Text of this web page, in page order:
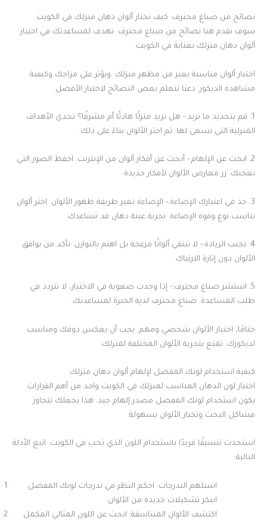
نصائح من صباغ محترف: كيف تختار ألوان دهان منزلك في الكويت
سوف نقدم هنا نصائح من صباغ محترف. تهدف لمساعدتك في اختيار
ألوان دهان منزلك بعناية في الكويت.
اختيار ألوان مناسبة يغير من مظهر منزلك. ويؤثر على مزاجك وكيفية
مشاهدة الديكور. دعنا نتعلم بعض النصائح لاختيار الأفضل.
1. قم بتحديد ما تريد:- هل تريد منزلًا هادئًا أم مشرقًا؟ تحدي الأهداف
المنزلية التي تسعى لها. ثم اختر الألوان بناءً على ذلك.
2. ابحث عن الإلهام:- أبحث عن أفكار ألوان من الإنترنت. احفظ الصور التي
تعجبك. زر معارض الألوان لأفكار جديدة.
3. خذ في اعتبارك الإضاءة:- الإضاءة تغير طريقة ظهور الألوان. اختر ألوان
تناسب نوع وقوة الإضاءة. تجربة عينة دهان قد تساعدك.
4. تجنب الزيادة:- لا تنتقي ألوانًا مزعجة بل اهتم بالتوازن. تأكد من توافق
الألوان دون إثارة الارتباك.
5. استشر صباغ محترف:- إذا وجدت صعوبة في الاختيار، لا تتردد في
طلب المساعدة. صباغ محترف لديه الخبرة لمساعدتك.
ختامًا، اختيار الألوان شخصي ومهم. يجب أن يعكس ذوقك ومناسب
لديكورك. تمتع بتجربة الألوان المختلفة لمنزلك.
كيفية استخدام لونك المفضل لإلهام ألوان دهان منزلك
اختيار لون الدهان المناسب لمنزلك في الكويت واحد من أهم القرارات.
يكون استخدام لونك المفضل مصدر إلهام جيد. هذا يجعلك تتجاوز
مشاكل البحث وتختار الألوان بسهولة.
استحدث تنسيقًا فريدًا باستخدام اللون الذي تحب في الكويت. اتبع الأدلة
التالية:
استلهم التدرجات: احكم النظر في تدرجات لونك المفضل.
ابتكر تشكيلات جديدة من الألوان.
اكتشف الألوان المتناسقة: ابحث عن اللون المثالي المكمل